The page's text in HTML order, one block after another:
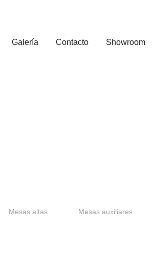
Galería Contacto Showroom
Mesas altas Mesas auxiliares